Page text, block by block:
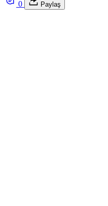
0 Paylaş